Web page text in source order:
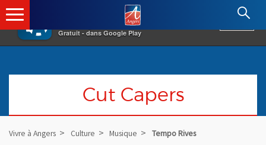
×
Gratuit - dans Google Play
Angers.fr : Retour à l'accueil
Cut Capers
Vivre à Angers Culture Musique Tempo Rives